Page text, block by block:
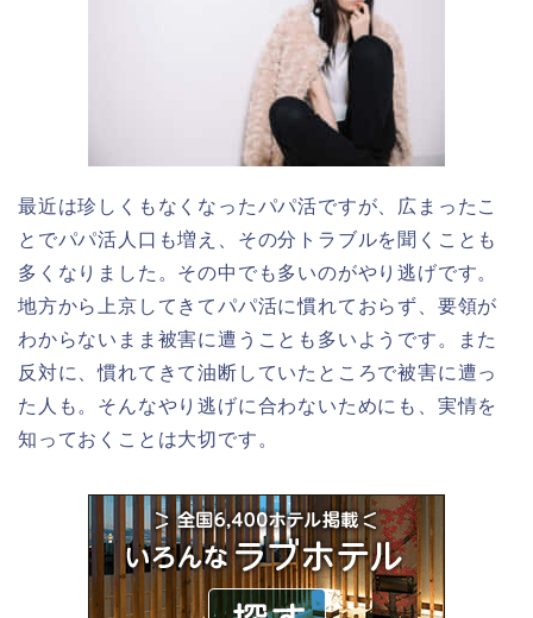
最近は珍しくもなくなったパパ活ですが、広まったこ
とでパパ活人口も増え、その分トラブルを聞くことも
多くなりました。その中でも多いのがやり逃げです。
地方から上京してきてパパ活に慣れておらず、要領が
わからないまま被害に遭うことも多いようです。また
反対に、慣れてきて油断していたところで被害に遭っ
た人も。そんなやり逃げに合わないためにも、実情を
知っておくことは大切です。